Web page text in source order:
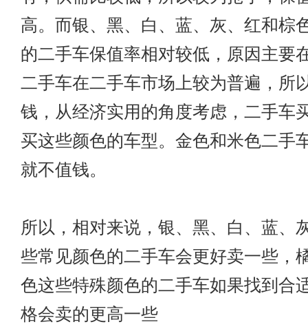
高。而银、黑、白、蓝、灰、红和棕
的二手车保值率相对较低，原因主要
二手车在二手车市场上较为普遍，所
钱，从经济实用的角度考虑，二手车
买这些颜色的车型。金色和米色二手
就不值钱。
所以，相对来说，银、黑、白、蓝、
些常见颜色的二手车会更好卖一些，
色这些特殊颜色的二手车如果找到合
格会卖的更高一些